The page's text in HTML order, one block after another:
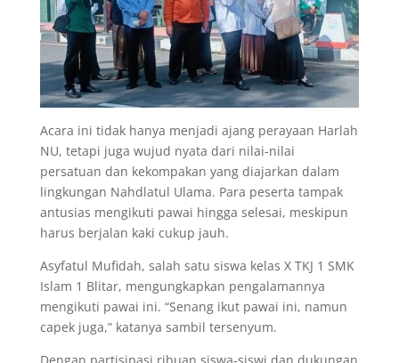
Acara ini tidak hanya menjadi ajang perayaan Harlah
NU, tetapi juga wujud nyata dari nilai-nilai
persatuan dan kekompakan yang diajarkan dalam
lingkungan Nahdlatul Ulama. Para peserta tampak
antusias mengikuti pawai hingga selesai, meskipun
harus berjalan kaki cukup jauh.
Asyfatul Mufidah, salah satu siswa kelas X TKJ 1 SMK
Islam 1 Blitar, mengungkapkan pengalamannya
mengikuti pawai ini. “Senang ikut pawai ini, namun
capek juga,” katanya sambil tersenyum.